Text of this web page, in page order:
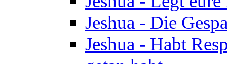
Jeshua - Die
Jeshua - Habt